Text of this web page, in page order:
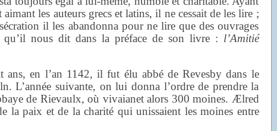
aimant les auteurs grecs et latins, il ne cessait de les lire ;
il les abandonna pour ne lire que des ouvrages
qu’il nous dit dans la préface de son livre : l’Amitié
en l’an 1142, il fut élu abbé de Revesby dans le
L’année suivante, on lui donna l’ordre de prendre la
de Rievaulx, où vivaianet alors 300 moines. Ælred
la paix et de la charité qui unissaient les moines entre